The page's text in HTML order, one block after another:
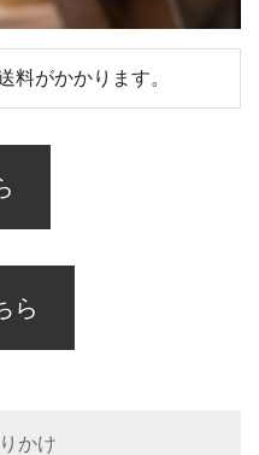
料がかかります。
ら
かけ